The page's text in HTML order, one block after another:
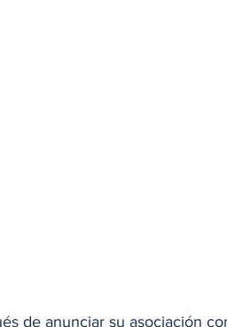
de anunciar su asociación